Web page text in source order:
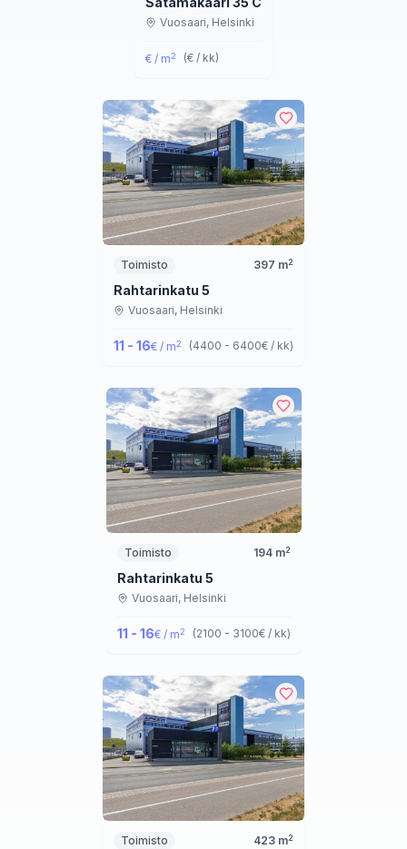
Vuosaari, Helsinki
€ / m2 (€ / kk)
Toimisto 397 m2
Rahtarinkatu 5
Vuosaari, Helsinki
11 - 16€ / m2 (4400 - 6400€ / kk)
Toimisto 194m2
Rahtarinkatu 5
Vuosaari, Helsinki
11 - 16€ / m2 (2100 - 3100€ / kk)
Toimisto 423 m2